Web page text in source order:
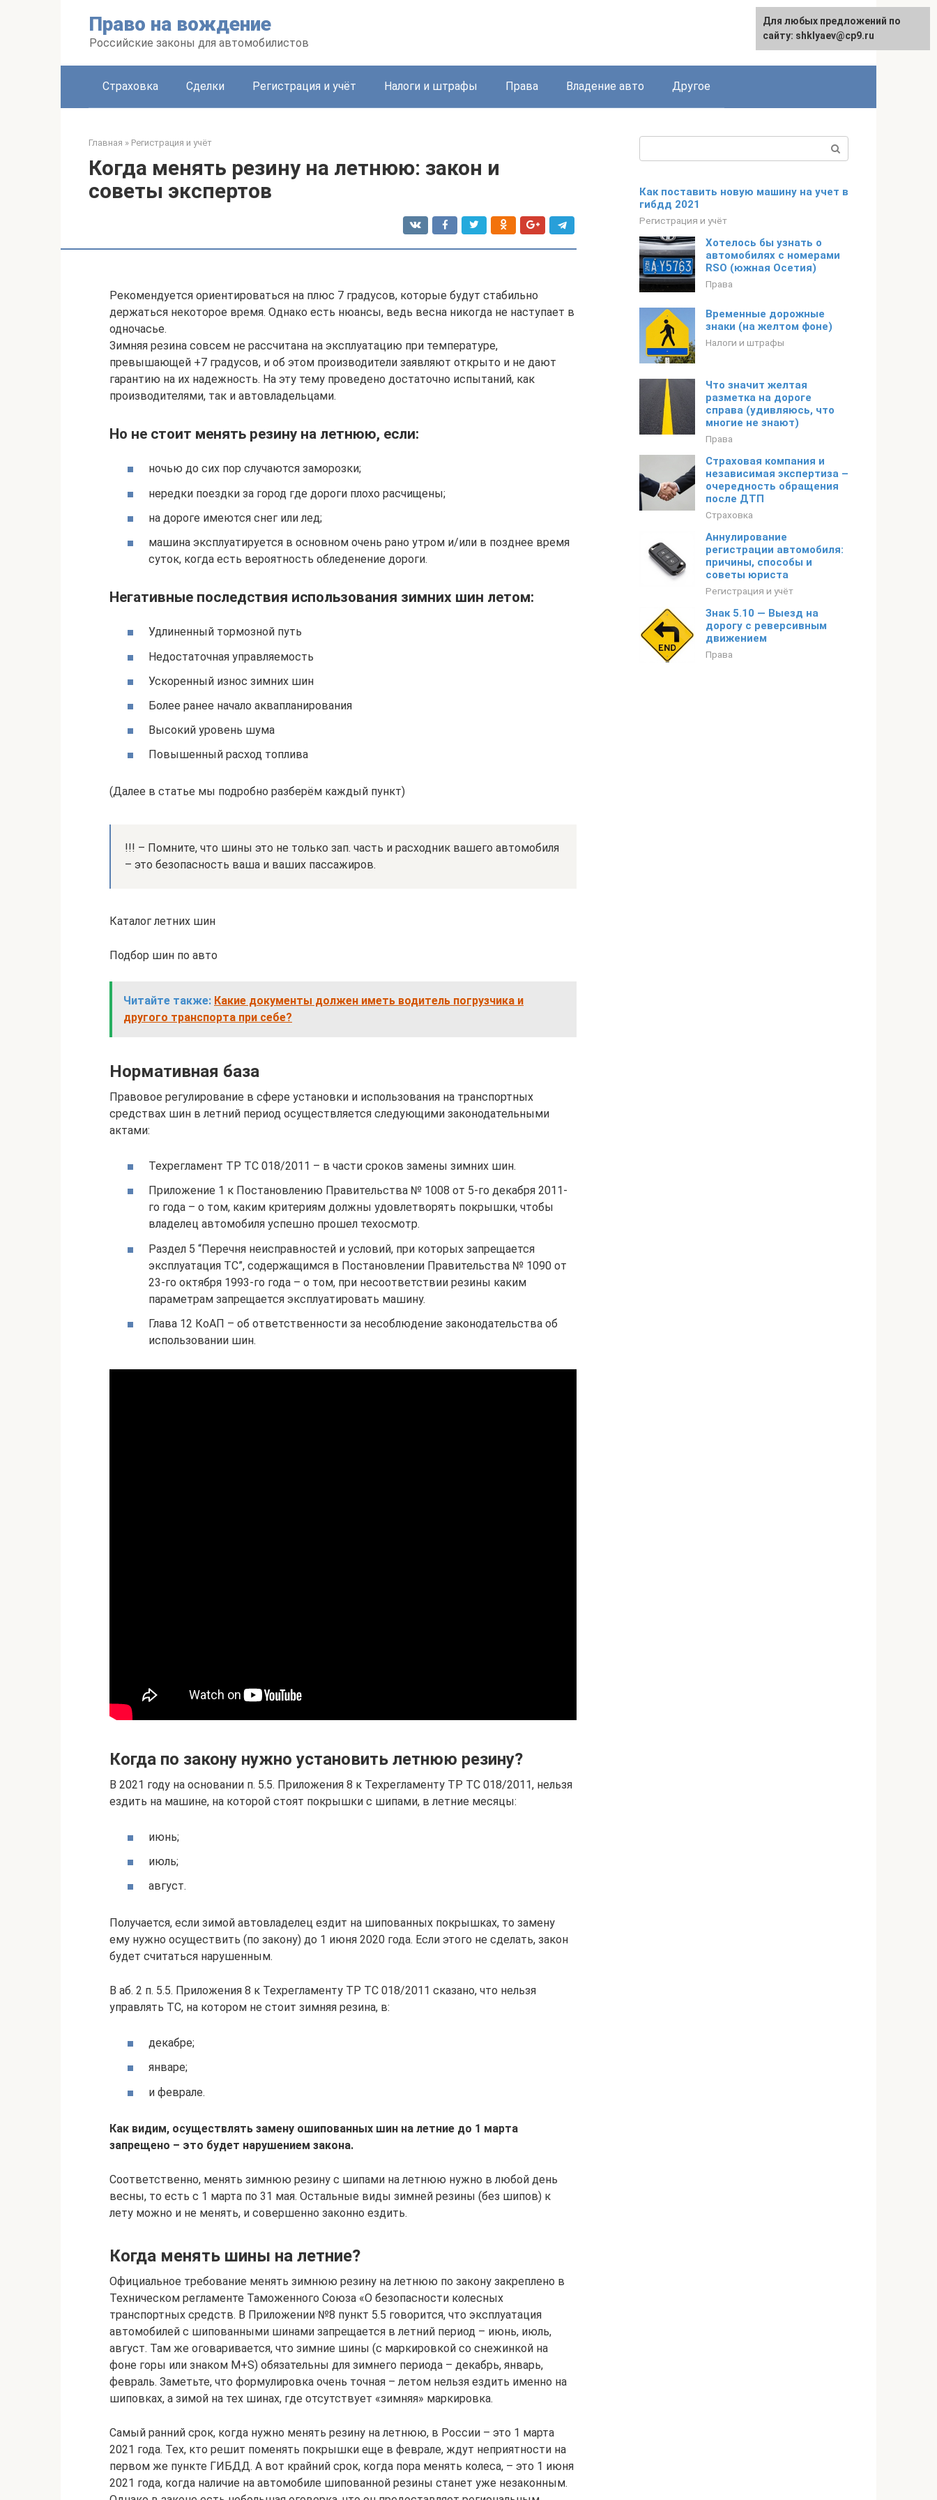
Право на вождение
Российские законы для автомобилистов
Страховка Сделки Регистрация и учёт Налоги и штрафы Права Владение авто Другое
Главная » Регистрация и учёт
Когда менять резину на летнюю: закон и
советы экспертов
Рекомендуется ориентироваться на плюс 7 градусов, которые будут стабильно
держаться некоторое время. Однако есть нюансы, ведь весна никогда не наступает в
одночасье.
Зимняя резина совсем не рассчитана на эксплуатацию при температуре,
превышающей +7 градусов, и об этом производители заявляют открыто и не дают
гарантию на их надежность. На эту тему проведено достаточно испытаний, как
производителями, так и автовладельцами.
Но не стоит менять резину на летнюю, если:
ночью до сих пор случаются заморозки;
нередки поездки за город где дороги плохо расчищены;
на дороге имеются снег или лед;
машина эксплуатируется в основном очень рано утром и/или в позднее время
суток, когда есть вероятность обледенение дороги.
Негативные последствия использования зимних шин летом:
Удлиненный тормозной путь
Недостаточная управляемость
Ускоренный износ зимних шин
Более ранее начало аквапланирования
Высокий уровень шума
Повышенный расход топлива
(Далее в статье мы подробно разберём каждый пункт)
!!! – Помните, что шины это не только зап. часть и расходник вашего автомобиля
– это безопасность ваша и ваших пассажиров.
Каталог летних шин
Подбор шин по авто
Читайте также: Какие документы должен иметь водитель погрузчика и
другого транспорта при себе?
Нормативная база
Правовое регулирование в сфере установки и использования на транспортных
средствах шин в летний период осуществляется следующими законодательными
актами:
Техрегламент ТР ТС 018/2011 – в части сроков замены зимних шин.
Приложение 1 к Постановлению Правительства № 1008 от 5-го декабря 2011-
го года – о том, каким критериям должны удовлетворять покрышки, чтобы
владелец автомобиля успешно прошел техосмотр.
Раздел 5 “Перечня неисправностей и условий, при которых запрещается
эксплуатация ТС”, содержащимся в Постановлении Правительства № 1090 от
23-го октября 1993-го года – о том, при несоответствии резины каким
параметрам запрещается эксплуатировать машину.
Глава 12 КоАП – об ответственности за несоблюдение законодательства об
использовании шин.
Когда по закону нужно установить летнюю резину?
В 2021 году на основании п. 5.5. Приложения 8 к Техрегламенту ТР ТС 018/2011, нельзя
ездить на машине, на которой стоят покрышки с шипами, в летние месяцы:
июнь;
июль;
август.
Получается, если зимой автовладелец ездит на шипованных покрышках, то замену
ему нужно осуществить (по закону) до 1 июня 2020 года. Если этого не сделать, закон
будет считаться нарушенным.
В аб. 2 п. 5.5. Приложения 8 к Техрегламенту ТР ТС 018/2011 сказано, что нельзя
управлять ТС, на котором не стоит зимняя резина, в:
декабре;
январе;
и феврале.
Как видим, осуществлять замену ошипованных шин на летние до 1 марта
запрещено – это будет нарушением закона.
Соответственно, менять зимнюю резину с шипами на летнюю нужно в любой день
весны, то есть с 1 марта по 31 мая. Остальные виды зимней резины (без шипов) к
лету можно и не менять, и совершенно законно ездить.
Когда менять шины на летние?
Официальное требование менять зимнюю резину на летнюю по закону закреплено в
Техническом регламенте Таможенного Союза «О безопасности колесных
транспортных средств. В Приложении №8 пункт 5.5 говорится, что эксплуатация
автомобилей с шипованными шинами запрещается в летний период – июнь, июль,
август. Там же оговаривается, что зимние шины (с маркировкой со снежинкой на
фоне горы или знаком M+S) обязательны для зимнего периода – декабрь, январь,
февраль. Заметьте, что формулировка очень точная – летом нельзя ездить именно на
шиповках, а зимой на тех шинах, где отсутствует «зимняя» маркировка.
Самый ранний срок, когда нужно менять резину на летнюю, в России – это 1 марта
2021 года. Тех, кто решит поменять покрышки еще в феврале, ждут неприятности на
первом же пункте ГИБДД. А вот крайний срок, когда пора менять колеса, – это 1 июня
2021 года, когда наличие на автомобиле шипованной резины станет уже незаконным.
Как поставить новую машину на учет в
гибдд 2021
Регистрация и учёт
Хотелось бы узнать о
автомобилях с номерами
RSO (южная Осетия)
Права
Временные дорожные
знаки (на желтом фоне)
Налоги и штрафы
Что значит желтая
разметка на дороге
справа (удивляюсь, что
многие не знают)
Права
Страховая компания и
независимая экспертиза –
очередность обращения
после ДТП
Страховка
Аннулирование
регистрации автомобиля:
причины, способы и
советы юриста
Регистрация и учёт
Знак 5.10 — Выезд на
дорогу с реверсивным
движением
Права
Для любых предложений по
сайту: shklyaev@cp9.ru